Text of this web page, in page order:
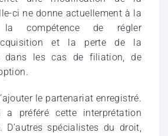
ci ne donne actuellement à la
la compétence de régler
et la perte de la
dans les cas de filiation, de
le partenariat enregistré.
a préféré cette interprétation
D’autres spécialistes du droit,